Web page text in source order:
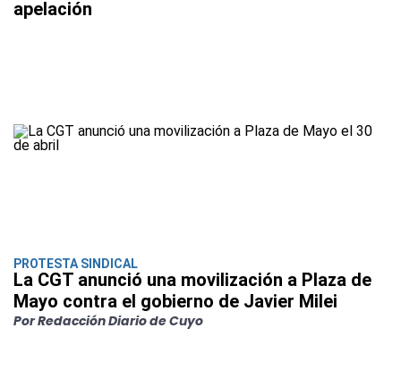
apelación
PROTESTA SINDICAL
La CGT anunció una movilización a Plaza de
Mayo contra el gobierno de Javier Milei
Por Redacción Diario de Cuyo